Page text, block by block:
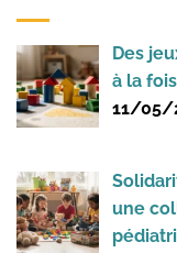
Des
à la
11/05/
une